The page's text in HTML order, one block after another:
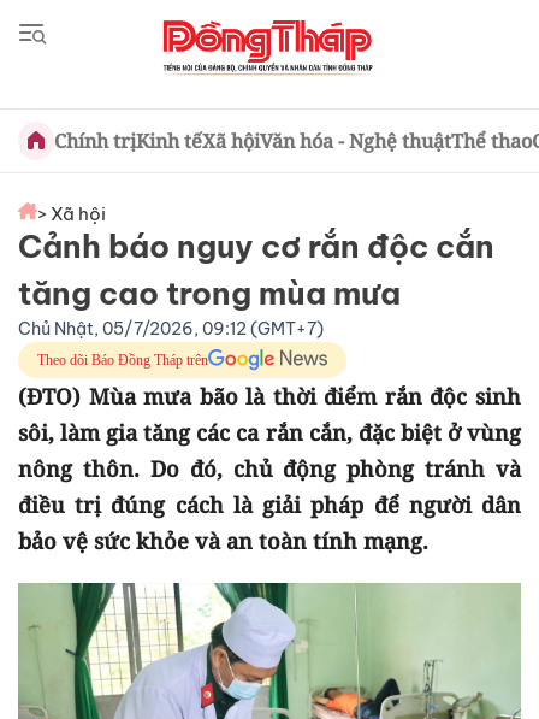
Chính trịKinh tếXã hộiVăn hóa - Nghệ thuậtThể thao
> Xã hội
Cảnh báo nguy cơ rắn độc cắn
tăng cao trong mùa mưa
Chủ Nhật, 05/7/2026, 09:12 (GMT+7)
Theo dõi Báo Đồng Tháp trên
(ĐTO) Mùa mưa bão là thời điểm rắn độc sinh
sôi, làm gia tăng các ca rắn cắn, đặc biệt ở vùng
nông thôn. Do đó, chủ động phòng tránh và
điều trị đúng cách là giải pháp để người dân
bảo vệ sức khỏe và an toàn tính mạng.